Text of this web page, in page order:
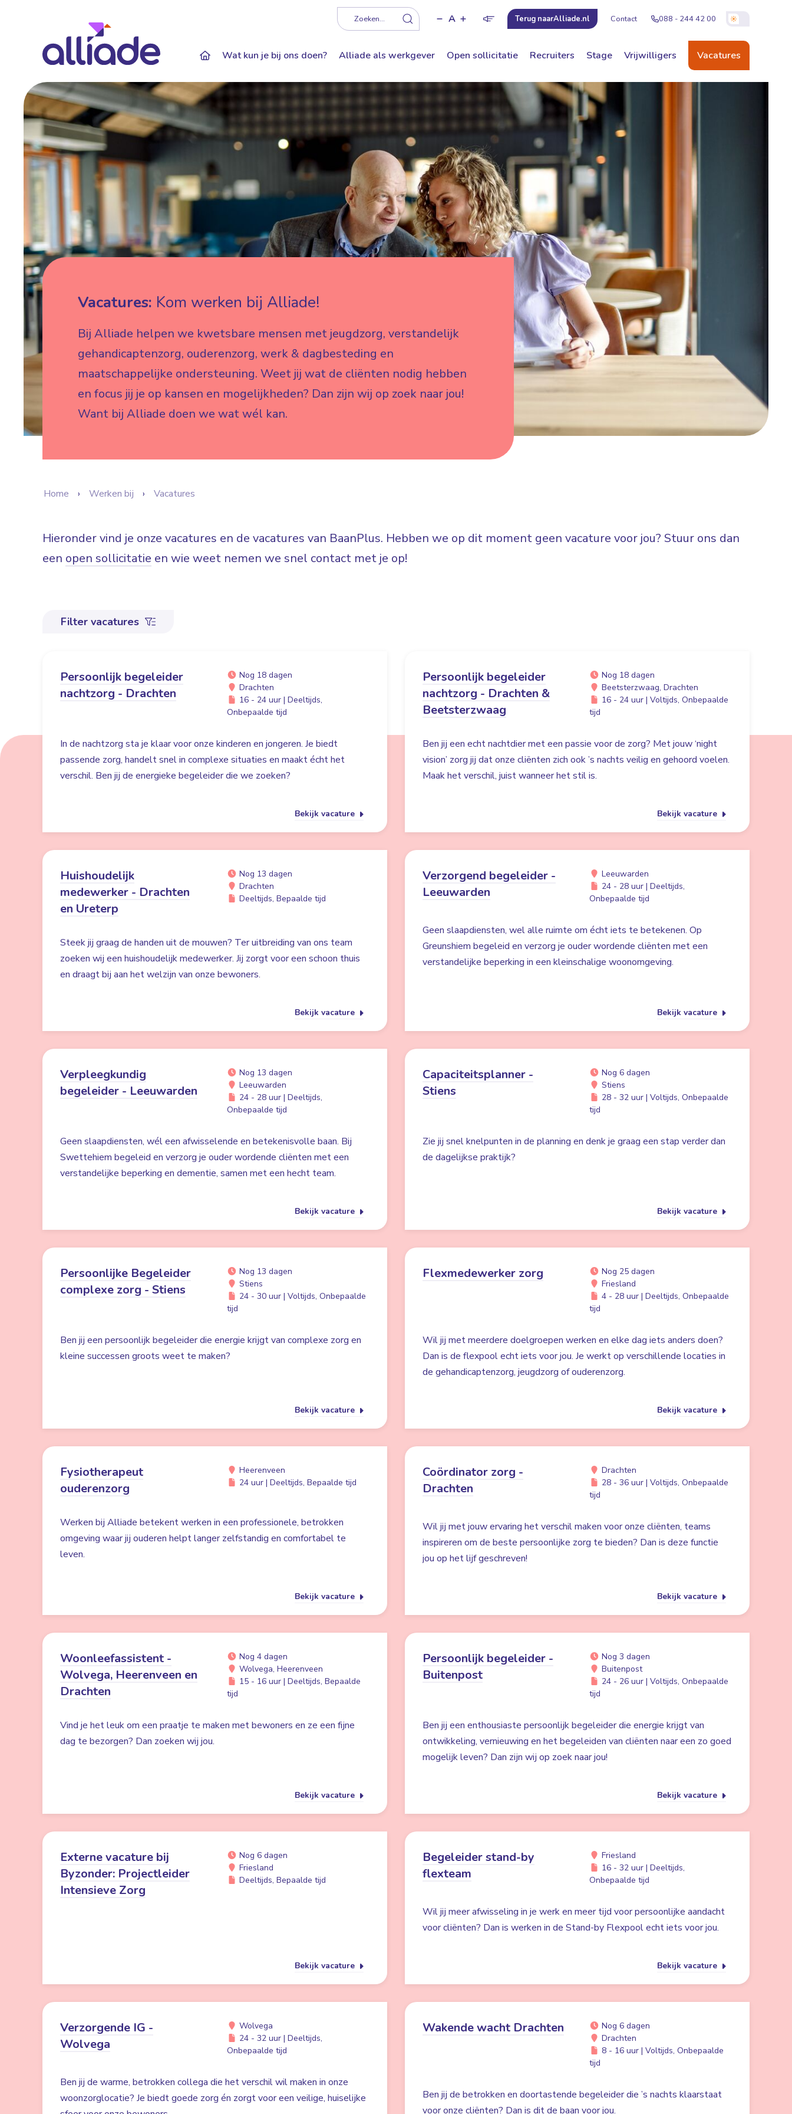
Zoeken... A Terug naarAlliade.nl Contact 088 - 244 42 00
Wat kun je bij ons doen? Alliade als werkgever Open sollicitatie Recruiters Stage Vrijwilligers Vacatures
Vacatures: Kom werken bij Alliade!
Bij Alliade helpen we kwetsbare mensen met jeugdzorg, verstandelijk
gehandicaptenzorg, ouderenzorg, werk & dagbesteding en
maatschappelijke ondersteuning. Weet jij wat de cliënten nodig hebben
en focus jij je op kansen en mogelijkheden? Dan zijn wij op zoek naar jou!
Want bij Alliade doen we wat wél kan.
Home Werken bij Vacatures
Hieronder vind je onze vacatures en de vacatures van BaanPlus. Hebben we op dit moment geen vacature voor jou? Stuur ons dan
een open sollicitatie en wie weet nemen we snel contact met je op!
Filter vacatures
Persoonlijk begeleider
nachtzorg - Drachten
Nog 18 dagen
Drachten
16 - 24 uur | Deeltijds,
Onbepaalde tijd
In de nachtzorg sta je klaar voor onze kinderen en jongeren. Je biedt
passende zorg, handelt snel in complexe situaties en maakt écht het
verschil. Ben jij de energieke begeleider die we zoeken?
Bekijk vacature
Persoonlijk begeleider
nachtzorg - Drachten &
Beetsterzwaag
Nog 18 dagen
Beetsterzwaag, Drachten
16 - 24 uur | Voltijds, Onbepaalde
tijd
Ben jij een echt nachtdier met een passie voor de zorg? Met jouw ‘night
vision’ zorg jij dat onze cliënten zich ook ’s nachts veilig en gehoord voelen.
Maak het verschil, juist wanneer het stil is.
Bekijk vacature
Huishoudelijk
medewerker - Drachten
en Ureterp
Nog 13 dagen
Drachten
Deeltijds, Bepaalde tijd
Steek jij graag de handen uit de mouwen? Ter uitbreiding van ons team
zoeken wij een huishoudelijk medewerker. Jij zorgt voor een schoon thuis
en draagt bij aan het welzijn van onze bewoners.
Bekijk vacature
Verzorgend begeleider -
Leeuwarden
Leeuwarden
24 - 28 uur | Deeltijds,
Onbepaalde tijd
Geen slaapdiensten, wel alle ruimte om écht iets te betekenen. Op
Greunshiem begeleid en verzorg je ouder wordende cliënten met een
verstandelijke beperking in een kleinschalige woonomgeving.
Bekijk vacature
Verpleegkundig
begeleider - Leeuwarden
Nog 13 dagen
Leeuwarden
24 - 28 uur | Deeltijds,
Onbepaalde tijd
Geen slaapdiensten, wél een afwisselende en betekenisvolle baan. Bij
Swettehiem begeleid en verzorg je ouder wordende cliënten met een
verstandelijke beperking en dementie, samen met een hecht team.
Bekijk vacature
Capaciteitsplanner -
Stiens
Nog 6 dagen
Stiens
28 - 32 uur | Voltijds, Onbepaalde
tijd
Zie jij snel knelpunten in de planning en denk je graag een stap verder dan
de dagelijkse praktijk?
Bekijk vacature
Persoonlijke Begeleider
complexe zorg - Stiens
Nog 13 dagen
Stiens
24 - 30 uur | Voltijds, Onbepaalde
tijd
Ben jij een persoonlijk begeleider die energie krijgt van complexe zorg en
kleine successen groots weet te maken?
Bekijk vacature
Flexmedewerker zorg
Nog 25 dagen
Friesland
4 - 28 uur | Deeltijds, Onbepaalde
tijd
Wil jij met meerdere doelgroepen werken en elke dag iets anders doen?
Dan is de flexpool echt iets voor jou. Je werkt op verschillende locaties in
de gehandicaptenzorg, jeugdzorg of ouderenzorg.
Bekijk vacature
Fysiotherapeut
ouderenzorg
Heerenveen
24 uur | Deeltijds, Bepaalde tijd
Werken bij Alliade betekent werken in een professionele, betrokken
omgeving waar jij ouderen helpt langer zelfstandig en comfortabel te
leven.
Bekijk vacature
Coördinator zorg -
Drachten
Drachten
28 - 36 uur | Voltijds, Onbepaalde
tijd
Wil jij met jouw ervaring het verschil maken voor onze cliënten, teams
inspireren om de beste persoonlijke zorg te bieden? Dan is deze functie
jou op het lijf geschreven!
Bekijk vacature
Woonleefassistent -
Wolvega, Heerenveen en
Drachten
Nog 4 dagen
Wolvega, Heerenveen
15 - 16 uur | Deeltijds, Bepaalde
tijd
Vind je het leuk om een praatje te maken met bewoners en ze een fijne
dag te bezorgen? Dan zoeken wij jou.
Bekijk vacature
Persoonlijk begeleider -
Buitenpost
Nog 3 dagen
Buitenpost
24 - 26 uur | Voltijds, Onbepaalde
tijd
Ben jij een enthousiaste persoonlijk begeleider die energie krijgt van
ontwikkeling, vernieuwing en het begeleiden van cliënten naar een zo goed
mogelijk leven? Dan zijn wij op zoek naar jou!
Bekijk vacature
Externe vacature bij
Byzonder: Projectleider
Intensieve Zorg
Nog 6 dagen
Friesland
Deeltijds, Bepaalde tijd
Bekijk vacature
Begeleider stand-by
flexteam
Friesland
16 - 32 uur | Deeltijds,
Onbepaalde tijd
Wil jij meer afwisseling in je werk en meer tijd voor persoonlijke aandacht
voor cliënten? Dan is werken in de Stand-by Flexpool echt iets voor jou.
Bekijk vacature
Verzorgende IG -
Wolvega
Wolvega
24 - 32 uur | Deeltijds,
Onbepaalde tijd
Ben jij de warme, betrokken collega die het verschil wil maken in onze
woonzorglocatie? Je biedt goede zorg én zorgt voor een veilige, huiselijke
Wakende wacht Drachten
Nog 6 dagen
Drachten
8 - 16 uur | Voltijds, Onbepaalde
tijd
Ben jij de betrokken en doortastende begeleider die ’s nachts klaarstaat
voor onze cliënten? Dan is dit de baan voor jou.